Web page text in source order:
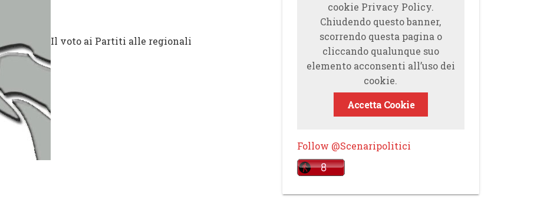
Il voto ai Partiti alle regionali
cookie Privacy Policy.
Chiudendo questo banner,
scorrendo questa pagina o
cliccando qualunque suo
elemento acconsenti all’uso dei
cookie.
Accetta Cookie
Follow @Scenaripolitici